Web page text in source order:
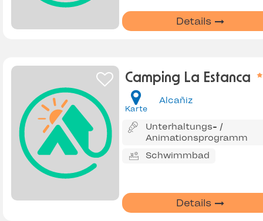
Details
Camping La Estanca
Karte
Alcañiz
Unterhaltungs- /
Animationsprogramm
Schwimmbad
Details